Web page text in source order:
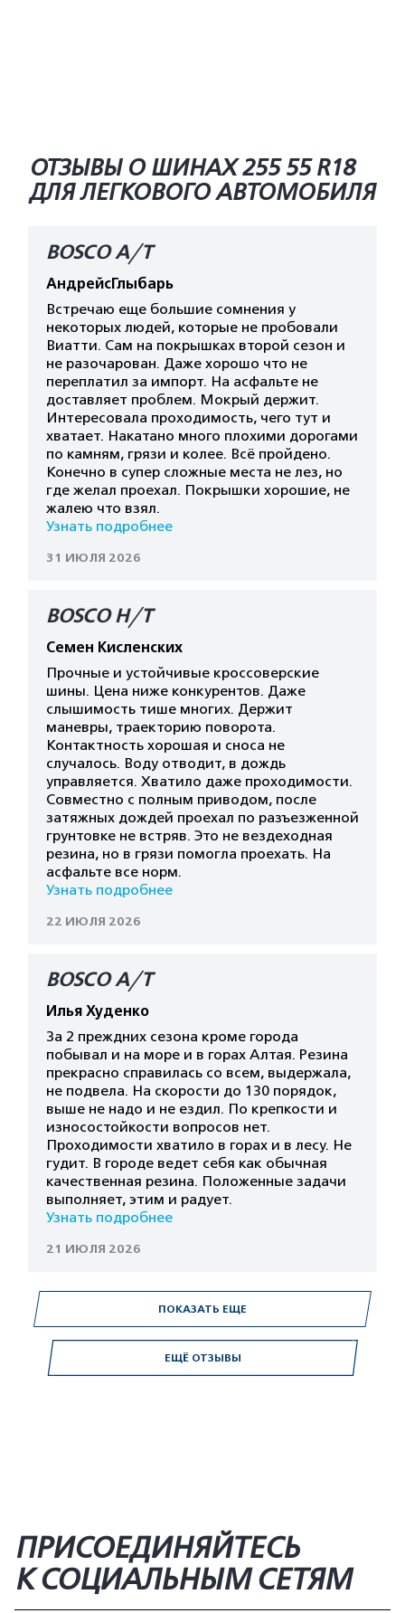
ЕЩЁ ОТЗЫВЫ
ОТЗЫВЫ О ШИНАХ 255 55 R18
ДЛЯ ЛЕГКОВОГО АВТОМОБИЛЯ
BOSCO A/T
АндрейсГлыбарь
Встречаю еще большие сомнения у
некоторых людей, которые не пробовали
Виатти. Сам на покрышках второй сезон и
не разочарован. Даже хорошо что не
переплатил за импорт. На асфальте не
доставляет проблем. Мокрый держит.
Интересовала проходимость, чего тут и
хватает. Накатано много плохими дорогами
по камням, грязи и колее. Всё пройдено.
Конечно в супер сложные места не лез, но
где желал проехал. Покрышки хорошие, не
жалею что взял.
Узнать подробнее
31 ИЮЛЯ 2026
BOSCO H/T
Семен Кисленских
Прочные и устойчивые кроссоверские
шины. Цена ниже конкурентов. Даже
слышимость тише многих. Держит
маневры, траекторию поворота.
Контактность хорошая и сноса не
случалось. Воду отводит, в дождь
управляется. Хватило даже проходимости.
Совместно с полным приводом, после
затяжных дождей проехал по разъезженной
грунтовке не встряв. Это не вездеходная
резина, но в грязи помогла проехать. На
асфальте все норм.
Узнать подробнее
22 ИЮЛЯ 2026
BOSCO A/T
Илья Худенко
За 2 преждних сезона кроме города
побывал и на море и в горах Алтая. Резина
прекрасно справилась со всем, выдержала,
не подвела. На скорости до 130 порядок,
выше не надо и не ездил. По крепкости и
износостойкости вопросов нет.
Проходимости хватило в горах и в лесу. Не
гудит. В городе ведет себя как обычная
качественная резина. Положенные задачи
выполняет, этим и радует.
Узнать подробнее
21 ИЮЛЯ 2026
ПОКАЗАТЬ ЕЩЕ
ПРИСОЕДИНЯЙТЕСЬ
К СОЦИАЛЬНЫМ СЕТЯМ